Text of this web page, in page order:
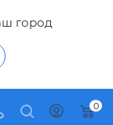
город
0